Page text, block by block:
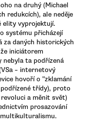
na druhý (Michael
redukcích), ale neděje
elity vyprojektují.
systému přicházejí
za daných historických
iniciátorem
nebyla ta podřízená
– internetový
hovoří o "zklamání
třídy), proto
a měnit svět)
prosazování